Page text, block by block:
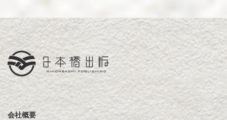
会社概要